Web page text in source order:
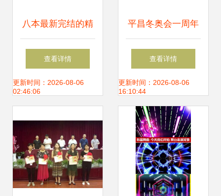
八本最新完结的精
品小说汇总，魔性
沧月与你共鉴
查看详情
更新时间：2026-08-06
02:46:06
平昌冬奥会一周年
纪念演唱会直拍回
顾 百万观众的嘉年
华与伴舞姐姐的风
采
查看详情
更新时间：2026-08-06
16:10:44